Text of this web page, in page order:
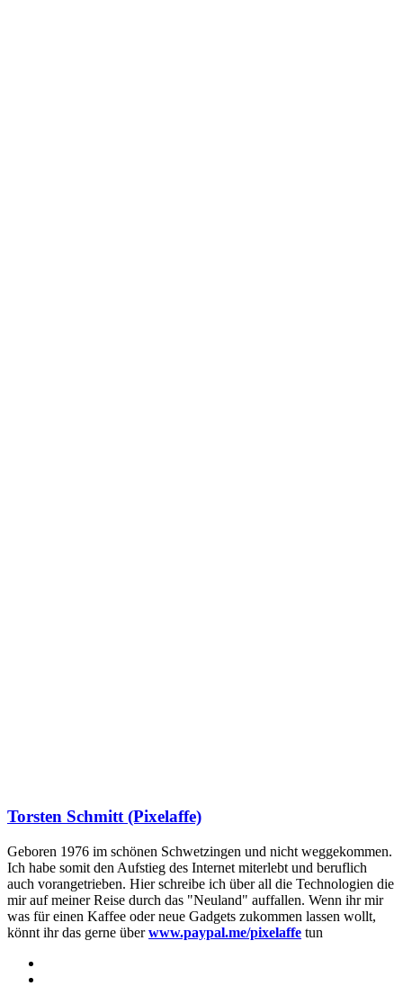
Torsten Schmitt (Pixelaffe)
Geboren 1976 im schönen Schwetzingen und nicht weggekommen.
Ich habe somit den Aufstieg des Internet miterlebt und beruflich
auch vorangetrieben. Hier schreibe ich über all die Technologien die
mir auf meiner Reise durch das "Neuland" auffallen. Wenn ihr mir
was für einen Kaffee oder neue Gadgets zukommen lassen wollt,
könnt ihr das gerne überwww.paypal.me/pixelaffe tun